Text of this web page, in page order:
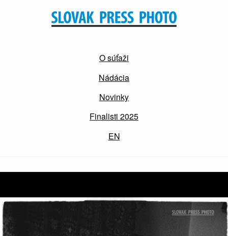
O súťaži
Nádácia
Novinky
Finalisti 2025
EN